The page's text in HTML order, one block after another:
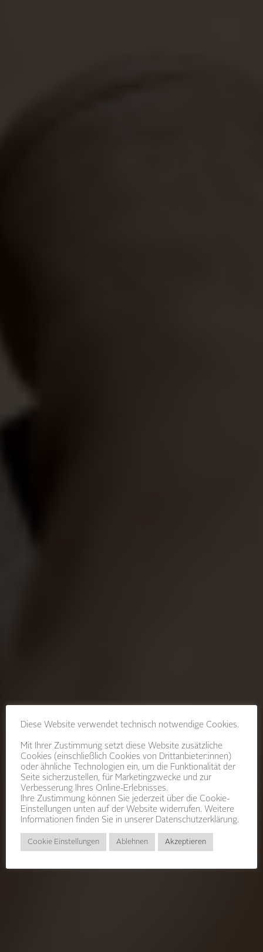
WILLKOMMEN
BEI F/LIST
Diese Website verwendet technisch notwendige Cookies.
Mit Ihrer Zustimmung setzt diese Website zusätzliche
Cookies (einschließlich Cookies von Drittanbieter:innen)
oder ähnliche Technologien ein, um die Funktionalität der
Seite sicherzustellen, für Marketingzwecke und zur
Verbesserung Ihres Online-Erlebnisses.
Ihre Zustimmung können Sie jederzeit über die Cookie-
Einstellungen unten auf der Website widerrufen. Weitere
Informationen finden Sie in unserer Datenschutzerklärung.
Cookie Einstellungen Ablehnen Akzeptieren